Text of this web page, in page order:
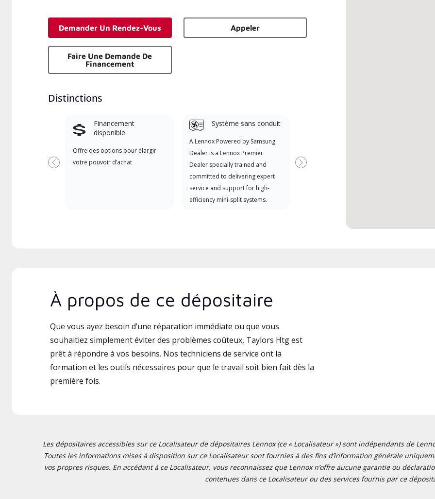
Demander Un Rendez-Vous Appeler
Faire Une Demande De
Financement
Distinctions
Financement
disponible
Offre des options pour élargir
votre pouvoir d’achat
Système sans conduit
A Lennox Powered by Samsung
Dealer is a Lennox Premier
Dealer specially trained and
committed to delivering expert
service and support for high-
efficiency mini-split systems.
si disponibles
Précédent Suivant
À propos de ce dépositaire
Que vous ayez besoin d’une réparation immédiate ou que vous
souhaitiez simplement éviter des problèmes coûteux, Taylors Htg est
prêt à répondre à vos besoins. Nos techniciens de service ont la
formation et les outils nécessaires pour que le travail soit bien fait dès la
première fois.
Les dépositaires accessibles sur ce Localisateur de dépositaires Lennox (ce « Localisateur ») sont indépendants de
Toutes les informations mises à disposition sur ce Localisateur sont fournies à des fins d’information générale
vos propres risques. En accédant à ce Localisateur, vous reconnaissez que Lennox n’offre aucune garantie ou
contenues dans ce Localisateur ou des services fournis par ce